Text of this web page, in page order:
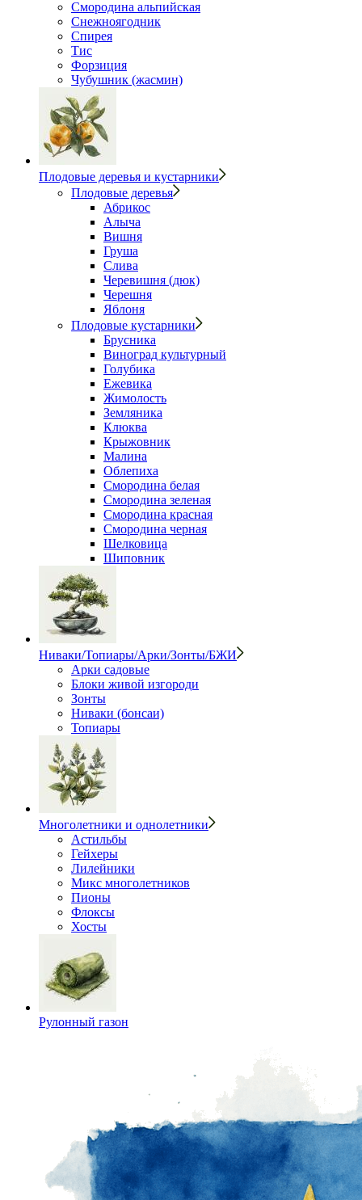
Смородина альпийская
Снежноягодник
Спирея
Тис
Форзиция
Чубушник (жасмин)
Плодовые деревья и кустарники
Плодовые деревья
Абрикос
Алыча
Вишня
Груша
Слива
Черевишня (дюк)
Черешня
Яблоня
Плодовые кустарники
Брусника
Виноград культурный
Голубика
Ежевика
Жимолость
Земляника
Клюква
Крыжовник
Малина
Облепиха
Смородина белая
Смородина зеленая
Смородина красная
Смородина черная
Шелковица
Шиповник
Ниваки/Топиары/Арки/Зонты/БЖИ
Арки садовые
Блоки живой изгороди
Зонты
Ниваки (бонсаи)
Топиары
Многолетники и однолетники
Астильбы
Гейхеры
Лилейники
Микс многолетников
Пионы
Флоксы
Хосты
Рулонный газон